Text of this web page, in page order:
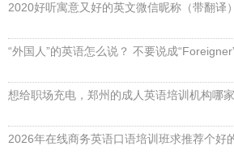
2020好听寓意又好的英文微信昵称（带翻译
“外国人”的英语怎么说？ 不要说成